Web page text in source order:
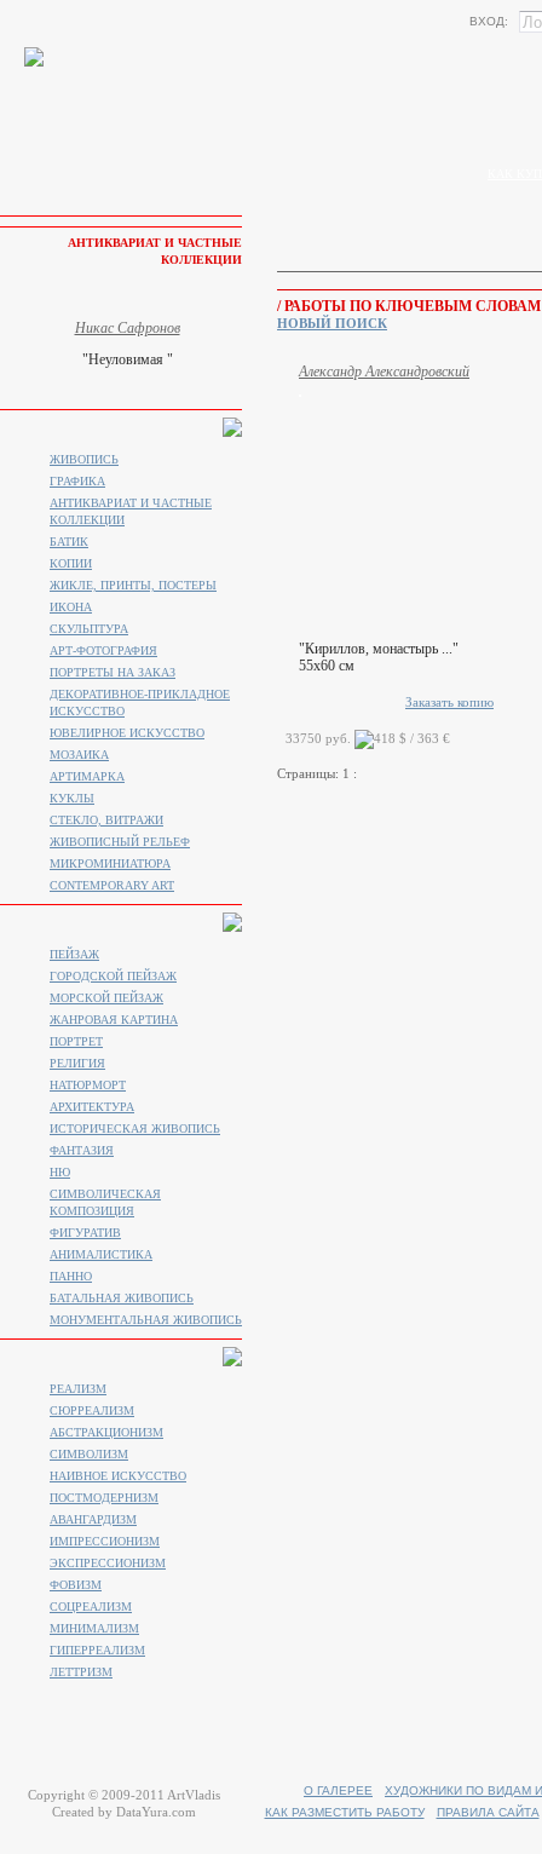
ВХОД:
/ РАБОТЫ ПО КЛЮЧЕВЫМ
НОВЫЙ ПОИСК
Александр Александровский
"Кириллов, монастырь ..."
55x60 см
Заказать копию
33750 руб.
Страницы: 1 :
АНТИКВАРИАТ И ЧАСТНЫЕ
КОЛЛЕКЦИИ
Никас Сафронов
"Неуловимая "
ЖИВОПИСЬ
ГРАФИКА
АНТИКВАРИАТ И ЧАСТНЫЕ
КОЛЛЕКЦИИ
БАТИК
КОПИИ
ЖИКЛЕ, ПРИНТЫ, ПОСТЕРЫ
ИКОНА
СКУЛЬПТУРА
АРТ-ФОТОГРАФИЯ
ПОРТРЕТЫ НА ЗАКАЗ
ДЕКОРАТИВНОЕ-ПРИКЛАДНОЕ
ИСКУССТВО
ЮВЕЛИРНОЕ ИСКУССТВО
МОЗАИКА
АРТИМАРКА
КУКЛЫ
СТЕКЛО, ВИТРАЖИ
ЖИВОПИСНЫЙ РЕЛЬЕФ
МИКРОМИНИАТЮРА
CONTEMPORARY ART
ПЕЙЗАЖ
ГОРОДСКОЙ ПЕЙЗАЖ
МОРСКОЙ ПЕЙЗАЖ
ЖАНРОВАЯ КАРТИНА
ПОРТРЕТ
РЕЛИГИЯ
НАТЮРМОРТ
АРХИТЕКТУРА
ИСТОРИЧЕСКАЯ ЖИВОПИСЬ
ФАНТАЗИЯ
НЮ
СИМВОЛИЧЕСКАЯ
КОМПОЗИЦИЯ
ФИГУРАТИВ
АНИМАЛИСТИКA
ПАННО
БАТАЛЬНАЯ ЖИВОПИСЬ
МОНУМЕНТАЛЬНАЯ ЖИВОПИСЬ
РЕАЛИЗМ
СЮРРЕАЛИЗМ
АБСТРАКЦИОНИЗМ
СИМВОЛИЗМ
НАИВНОЕ ИСКУССТВО
ПОСТМОДЕРНИЗМ
АВАНГАРДИЗМ
ИМПРЕССИОНИЗМ
ЭКСПРЕССИОНИЗМ
ФОВИЗМ
СОЦРЕАЛИЗМ
МИНИМАЛИЗМ
ГИПЕРРЕАЛИЗМ
ЛЕТТРИЗМ
О ГАЛЕРЕЕ
ХУДОЖНИКИ ПО ВИДАМ
КАК РАЗМЕСТИТЬ РАБОТУ
ПРАВИЛА САЙТА
Copyright © 2009-2011 ArtVladis
Created by DataYura.com